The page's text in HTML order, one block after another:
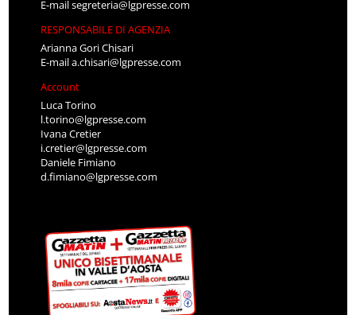
E-mailsegreteria@lgpresse.com
RESPONSABILE DI AGENZIA
Arianna Gori Chisari
E-maila.chisari@lgpresse.com
Account
Luca Torino
l.torino@lgpresse.com
Ivana Cretier
i.cretier@lgpresse.com
Daniele Fimiano
d.fimiano@lgpresse.com